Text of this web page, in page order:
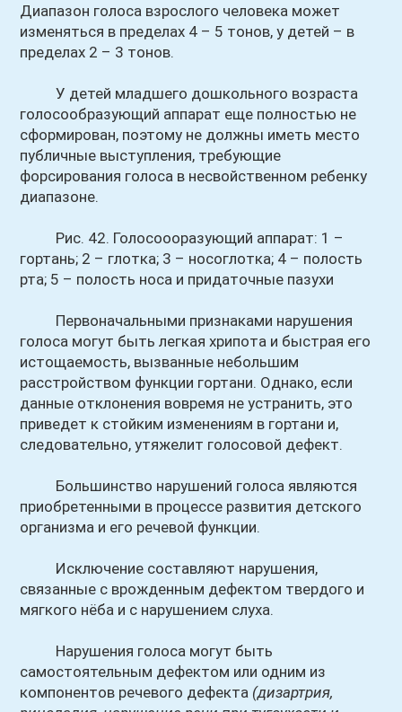
Диапазон голоса взрослого человека может
изменяться в пределах 4 – 5 тонов, у детей – в
пределах 2 – 3 тонов.
У детей младшего дошкольного возраста
голосообразующий аппарат еще полностью не
сформирован, поэтому не должны иметь место
публичные выступления, требующие
форсирования голоса в несвойственном ребенку
диапазоне.
Рис. 42. Голосоооразующий аппарат: 1 –
гортань; 2 – глотка; 3 – носоглотка; 4 – полость
рта; 5 – полость носа и придаточные пазухи
Первоначальными признаками нарушения
голоса могут быть легкая хрипота и быстрая его
истощаемость, вызванные небольшим
расстройством функции гортани. Однако, если
данные отклонения вовремя не устранить, это
приведет к стойким изменениям в гортани и,
следовательно, утяжелит голосовой дефект.
Большинство нарушений голоса являются
приобретенными в процессе развития детского
организма и его речевой функции.
Исключение составляют нарушения,
связанные с врожденным дефектом твердого и
мягкого нёба и с нарушением слуха.
Нарушения голоса могут быть
самостоятельным дефектом или одним из
компонентов речевого дефекта (дизартрия,